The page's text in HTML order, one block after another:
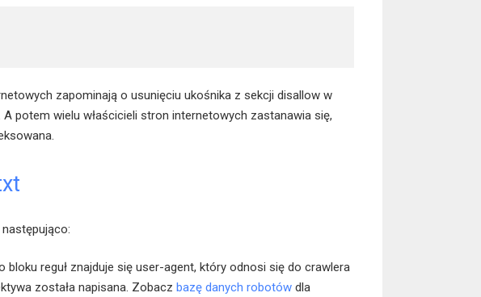
zapominają o usunięciu ukośnika z sekcji disallow w
potem wielu właścicieli stron internetowych zastanawia się,
bloku reguł znajduje się user-agent, który odnosi się do crawlera
została napisana. Zobacz bazę danych robotówdla